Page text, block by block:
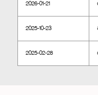
2026-01-21
2025-10-23
2025-02-28